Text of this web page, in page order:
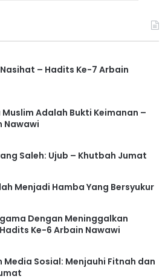
– Hadits Ke-7 Arbain
Adalah Bukti Keimanan –
Nawawi
Saleh: Ujub – Khutbah Jumat
Menjadi Hamba Yang Bersyukur
Dengan Meninggalkan
Ke-6 Arbain Nawawi
Media Sosial: Menjauhi Fitnah dan